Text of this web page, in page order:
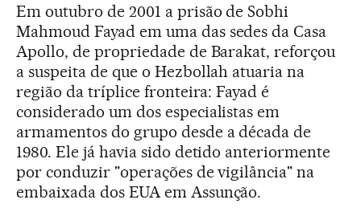
Em outubro de 2001 a prisão de Sobhi
Mahmoud Fayad em uma das sedes da Casa
Apollo, de propriedade de Barakat, reforçou
a suspeita de que o Hezbollah atuaria na
região da tríplice fronteira: Fayad é
considerado um dos especialistas em
armamentos do grupo desde a década de
1980. Ele já havia sido detido anteriormente
por conduzir "operações de vigilância" na
embaixada dos EUA em Assunção.